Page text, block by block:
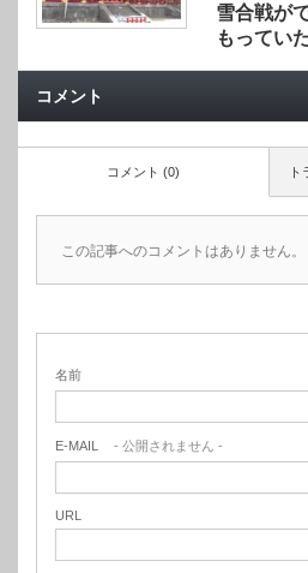
雪合戦が
もってい
コメント
コメント (0)
この記事へのコメントはありません。
名前
E-MAIL - 公開されません -
URL